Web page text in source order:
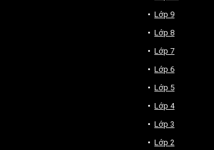
Lớp 9
Lớp 8
Lớp 7
Lớp 6
Lớp 5
Lớp 4
Lớp 3
Lớp 2